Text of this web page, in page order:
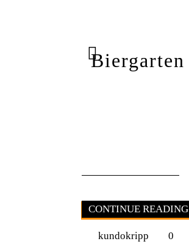
Biergarten
CONTINUE READING
kundokripp 0